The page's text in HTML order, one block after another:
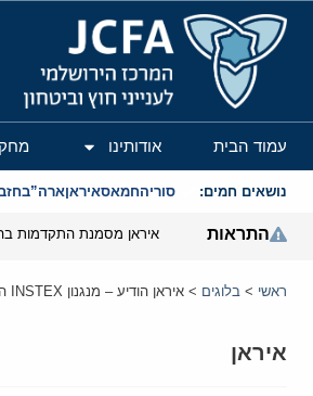
המרכז הירושלמי לענייני חוץ
עמוד הבית אודותינו
נושאים חמים: סוריהחמאסאיראןארה”ב
התראות איראן מסמנת התקדמות
ראשי > בלוגים > איראן הודיע – מנגנון INSTEX הופעל
איראן